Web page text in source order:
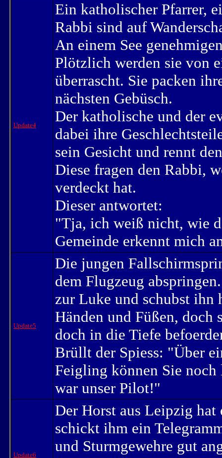
Update4
Ein katholischer Pfarrer,
Rabbi sind auf
An einem See
Plötzlich werden sie von
überrascht. Sie packen
nächsten Gebüsch.
Der katholische und der
dabei ihre
sein Gesicht und rennt
Diese fragen den Rabbi,
verdeckt hat.
Dieser antwortet:
"Tja, ich weiß nicht, wie
Gemeinde erkennt mich
Update5
Die jungen
dem Flugzeug
zur Luke und schubst ihn
Händen und Füßen, doch
doch in die Tiefe
Brüllt der Spiess: "Über
Feigling können Sie
war unser Pilot!"
Update6
Der Horst aus Leipzig hat
schickt ihm ein
und Sturmgewehre gut